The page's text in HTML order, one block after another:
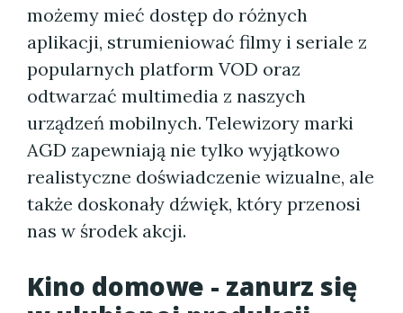
możemy mieć dostęp do różnych
aplikacji, strumieniować filmy i seriale z
popularnych platform VOD oraz
odtwarzać multimedia z naszych
urządzeń mobilnych. Telewizory marki
AGD zapewniają nie tylko wyjątkowo
realistyczne doświadczenie wizualne, ale
także doskonały dźwięk, który przenosi
nas w środek akcji.
Kino domowe - zanurz się